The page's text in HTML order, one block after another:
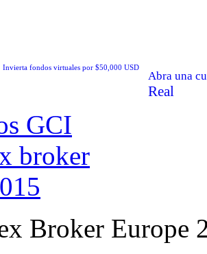
Invierta fondos virtuales por $50,000 USD
Abra una
Real
Broker Europe